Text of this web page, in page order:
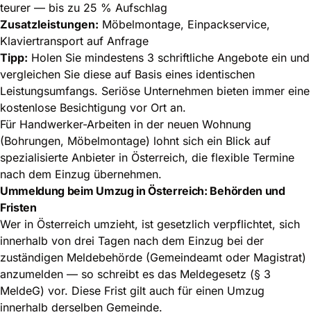
teurer — bis zu 25 % Aufschlag
Zusatzleistungen: Möbelmontage, Einpackservice,
Klaviertransport auf Anfrage
Tipp: Holen Sie mindestens 3 schriftliche Angebote ein und
vergleichen Sie diese auf Basis eines identischen
Leistungsumfangs. Seriöse Unternehmen bieten immer eine
kostenlose Besichtigung vor Ort an.
Für Handwerker-Arbeiten in der neuen Wohnung
(Bohrungen, Möbelmontage) lohnt sich ein Blick auf
spezialisierte Anbieter in Österreich, die flexible Termine
nach dem Einzug übernehmen.
Ummeldung beim Umzug in Österreich: Behörden und
Fristen
Wer in Österreich umzieht, ist gesetzlich verpflichtet, sich
innerhalb von drei Tagen nach dem Einzug bei der
zuständigen Meldebehörde (Gemeindeamt oder Magistrat)
anzumelden — so schreibt es das Meldegesetz (§ 3
MeldeG) vor. Diese Frist gilt auch für einen Umzug
innerhalb derselben Gemeinde.